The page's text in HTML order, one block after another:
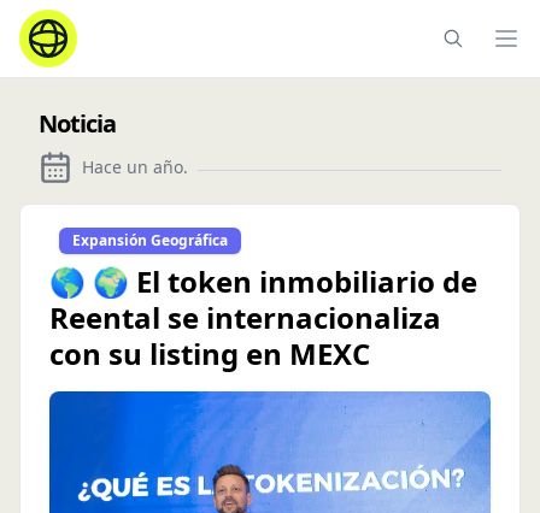
Noticia
Hace un año.
Expansión Geográfica
🌎 🌍 El token inmobiliario de
Reental se internacionaliza
con su listing en MEXC